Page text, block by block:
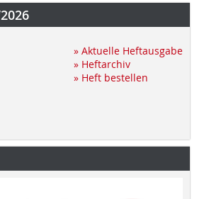
» Aktuelle Heftausgabe
» Heftarchiv
» Heft bestellen